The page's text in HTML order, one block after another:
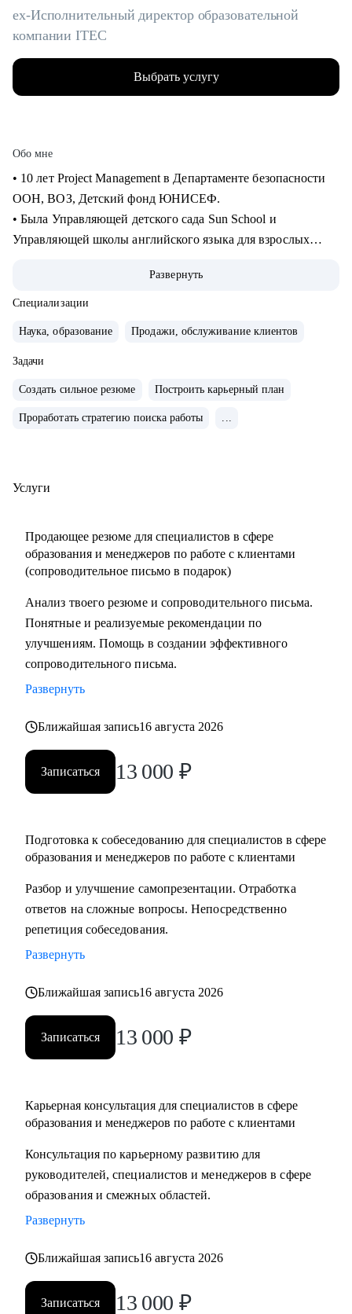
ex-Исполнительный директор образовательной
компании ITEC
Выбрать услугу
Обо мне
• 10 лет Project Management в Департаменте безопасности
ООН, ВОЗ, Детский фонд ЮНИСЕФ.
• Была Управляющей детского сада Sun School и
Управляющей школы английского языка для взрослых
• Закончила школу в Вашингтоне, США, высшее
лингвистическое образование в ЧГУ, РФ.
психолога и коуча.
• Создала два собственных бизнес-проекта с 0, вывела в
"+" и продала как готовый успешный бизнес (студия
• 10 лет управляла бизнесом в образовательной сфере
• Эксперт в области ведения бизнеса в образовательной
• Наняла и адаптировала 100+ сотрудников.
• Карьерное консультирование, рекомендации по
составлению резюме, подготовка к интервью и помощь в
старте/продвижении в карьере в образовании и смежных
областях.
• Менторство для Senior-менеджеров.
• Сформулировать карьерную цель и разработать план для
ее достижения.
Кому могу помочь:
• Менеджерам по продажам и по работе с клиентами.
• Новичкам, кто только начинает свой путь.
• Опытным специалистам, которые хотят сделать шаг
вперед в своей карьере.
Развернуть
Специализации
Наука, образование Продажи, обслуживание клиентов
Задачи
Создать сильное резюме Построить карьерный план
Проработать стратегию поиска работы ...
Услуги
Продающее резюме для специалистов в сфере
образования и менеджеров по работе с клиентами
(сопроводительное письмо в подарок)
Анализ твоего резюме и сопроводительного письма.
Понятные и реализуемые рекомендации по
улучшениям. Помощь в создании эффективного
сопроводительного письма.
Развернуть
Ближайшая запись16 августа 2026
Записаться 13 000 ₽
Подготовка к собеседованию для специалистов в сфере
образования и менеджеров по работе с клиентами
Разбор и улучшение самопрезентации. Отработка
ответов на сложные вопросы. Непосредственно
репетиция собеседования.
Развернуть
Ближайшая запись16 августа 2026
Записаться 13 000 ₽
Карьерная консультация для специалистов в сфере
образования и менеджеров по работе с клиентами
Консультация по карьерному развитию для
руководителей, специалистов и менеджеров в сфере
образования и смежных областей.
Развернуть
Ближайшая запись16 августа 2026
Записаться 13 000 ₽